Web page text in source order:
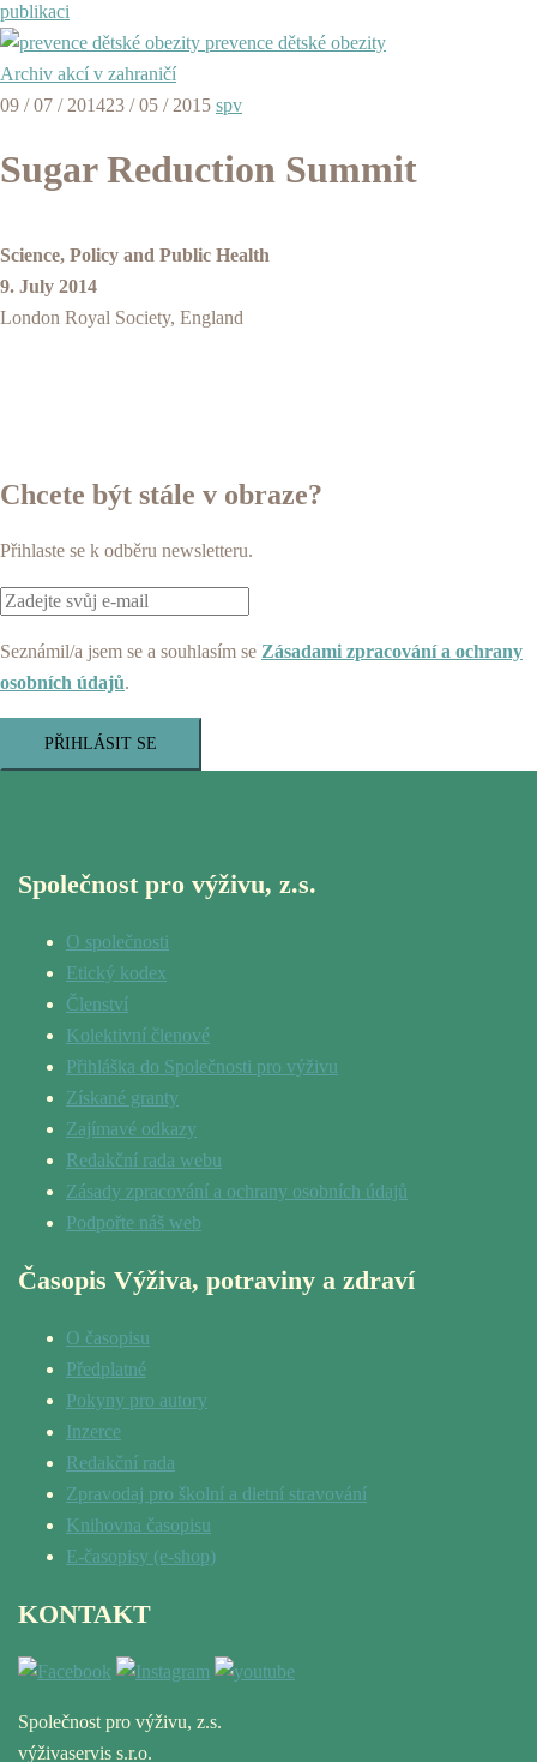
publikaci
prevence dětské obezity
Archiv akcí v zahraničí
09 / 07 / 201423 / 05 / 2015 spv
Sugar Reduction Summit
Science, Policy and Public Health
9. July 2014
London Royal Society, England
Chcete být stále v obraze?
Přihlaste se k odběru newsletteru.
Seznámil/a jsem se a souhlasím se Zásadami zpracování a ochrany
osobních údajů.
PŘIHLÁSIT SE
Společnost pro výživu, z.s.
O společnosti
Etický kodex
Členství
Kolektivní členové
Přihláška do Společnosti pro výživu
Získané granty
Zajímavé odkazy
Redakční rada webu
Zásady zpracování a ochrany osobních údajů
Podpořte náš web
Časopis Výživa, potraviny a zdraví
O časopisu
Předplatné
Pokyny pro autory
Inzerce
Redakční rada
Zpravodaj pro školní a dietní stravování
Knihovna časopisu
E-časopisy (e-shop)
KONTAKT
Společnost pro výživu, z.s.
výživaservis s.r.o.